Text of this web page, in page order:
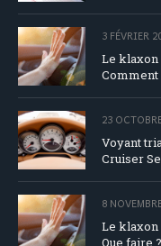
3 FÉVRIER
Le klaxon
Comment
23
Voyant
Cruiser
8
Le klaxon